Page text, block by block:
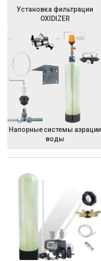
Установка фильтрации
OXIDIZER
Напорные системы аэрации
воды